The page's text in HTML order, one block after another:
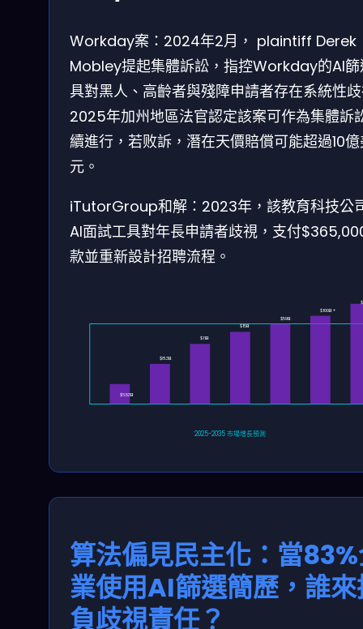
Workday案：2024年2月， plaintiff Derek
Mobley提起集體訴訟，指控Workday的AI篩
具對黑人、高齡者與殘障申請者存在系統性
2025年加州地區法官認定該案可作為集體訴
續進行，若败訴，潛在天價賠償可能超過10
元。
iTutorGroup和解：2023年，該教育科技公
AI面試工具對年長申請者歧視，支付
款並重新設計招聘流程。
$6.53B
$8.3B
$11B
$15B
$59B
$100B+
2025-2035 市場增長預測
算法偏見民主化：當
業使用AI篩選簡歷，誰
負歧視責任？